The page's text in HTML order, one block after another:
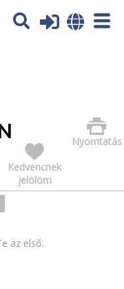
tájékoztatás itt:
Nyomtatás
Kedvencnek
jelölöm
az első: